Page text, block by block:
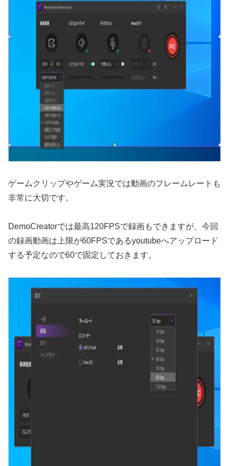
ゲームクリップやゲーム実況では動画のフレームレートも
非常に大切です。
DemoCreatorでは最高120FPSで録画もできますが、今回
の録画動画は上限が60FPSであるyoutubeへアップロード
する予定なので60で固定しておきます。